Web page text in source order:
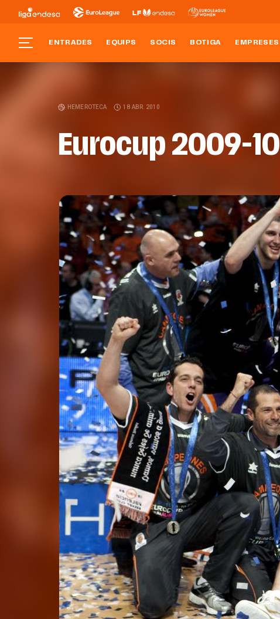
ENTRADES EQUIPS SOCIS BOTIGA EMPRESES
HEMEROTECA 18 ABR. 2010
Eurocup 2009-10